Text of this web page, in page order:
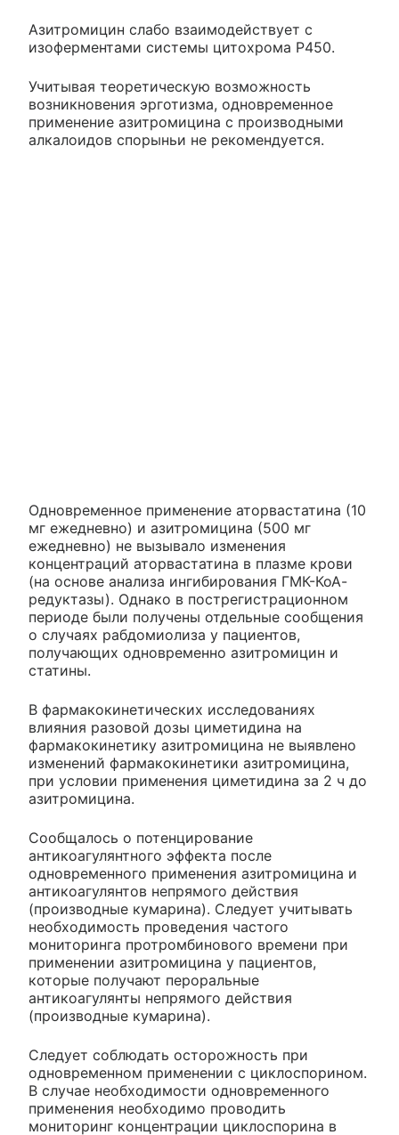
Азитромицин слабо взаимодействует с
изоферментами системы цитохрома Р450.
Учитывая теоретическую возможность
возникновения эрготизма, одновременное
применение азитромицина с производными
алкалоидов спорыньи не рекомендуется.
Одновременное применение аторвастатина (10
мг ежедневно) и азитромицина (500 мг
ежедневно) не вызывало изменения
концентраций аторвастатина в плазме крови
(на основе анализа ингибирования ГМК-КоА-
редуктазы). Однако в пострегистрационном
периоде были получены отдельные сообщения
о случаях рабдомиолиза у пациентов,
получающих одновременно азитромицин и
статины.
В фармакокинетических исследованиях
влияния разовой дозы циметидина на
фармакокинетику азитромицина не выявлено
изменений фармакокинетики азитромицина,
при условии применения циметидина за 2 ч до
азитромицина.
Сообщалось о потенцирование
антикоагулянтного эффекта после
одновременного применения азитромицина и
антикоагулянтов непрямого действия
(производные кумарина). Следует учитывать
необходимость проведения частого
мониторинга протромбинового времени при
применении азитромицина у пациентов,
которые получают пероральные
антикоагулянты непрямого действия
(производные кумарина).
Следует соблюдать осторожность при
одновременном применении с циклоспорином.
В случае необходимости одновременного
применения необходимо проводить
мониторинг концентрации циклоспорина в